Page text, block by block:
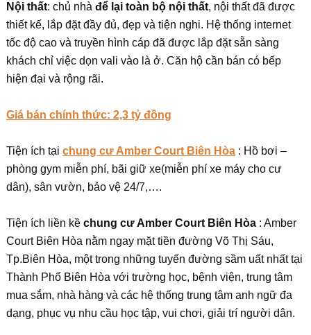
Nội thất: chủ nhà để lại toàn bộ nội thất, nội thất đã được
thiết kế, lắp đặt đầy đủ, đẹp và tiện nghi. Hệ thống internet
tốc độ cao và truyền hình cáp đã được lắp đặt sẵn sàng
khách chỉ việc dọn vali vào là ở. Căn hộ cần bán có bếp
hiện đại và rộng rãi.
Giá bán chính thức: 2,3 tỷ đồng
Tiện ích tại chung cư Amber Court Biên Hòa: Hồ bơi –
phòng gym miễn phí, bãi giữ xe(miễn phí xe máy cho cư
dân), sân vườn, bảo vệ 24/7,….
Tiện ích liền kề chung cư Amber Court Biên Hòa: Amber
Court Biên Hòa nằm ngay mặt tiền đường Võ Thị Sáu,
Tp.Biên Hòa, một trong những tuyến đường sầm uất nhất tại
Thành Phố Biên Hòa với trường học, bệnh viện, trung tâm
mua sắm, nhà hàng và các hệ thống trung tâm anh ngữ đa
dạng, phục vụ nhu cầu học tập, vui chơi, giải trí người dân.